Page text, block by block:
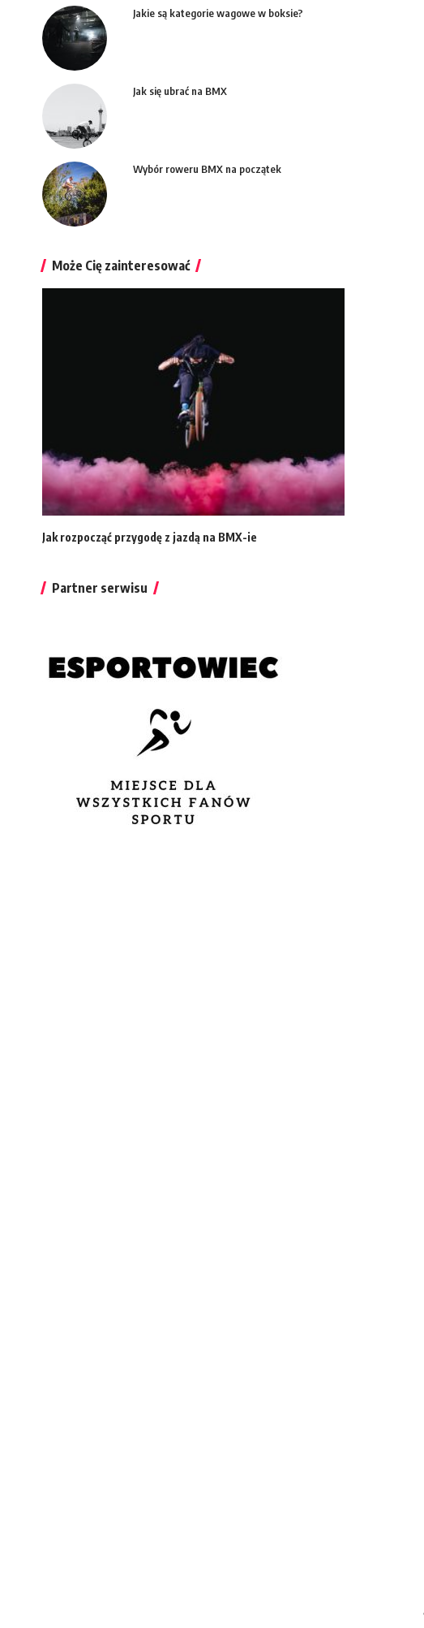
Jakie są kategorie wagowe w boksie?
Jak się ubrać na BMX
Wybór roweru BMX na początek
Może Cię zainteresować
Jak rozpocząć przygodę z jazdą na BMX-ie
Partner serwisu